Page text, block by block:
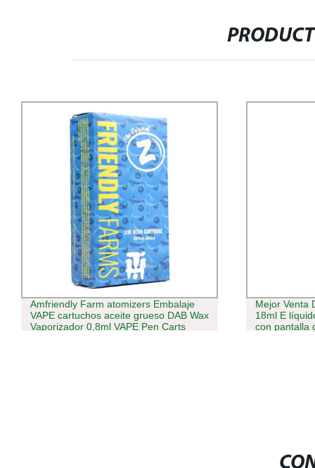
Mejor Venta Distribuidores precargados
18ml E líquido 15000 Puffs VAPE Pluma
con pantalla digital Hot Sell Reino Unido
Comercio al
inhalaciones